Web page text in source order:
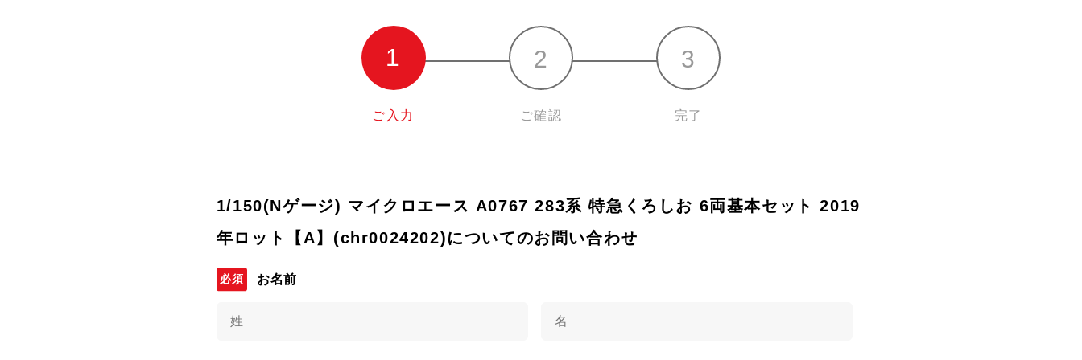
ご入力 ご確認 完了
1/150(Nゲージ) マイクロエース A0767 283系 特急くろしお 6両基本セット 2019
年ロット【A】(chr0024202)についてのお問い合わせ
お名前